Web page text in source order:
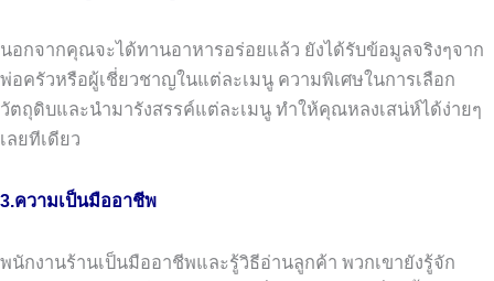
นอกจากคุณจะได้ทานอาหารอร่อยแล้ว ยังได้รับข้อมูลจริงๆจาก
พ่อครัวหรือผู้เชี่ยวชาญในแต่ละเมนู ความพิเศษในการเลือก
วัตถุดิบและนำมารังสรรค์แต่ละเมนู ทำให้คุณหลงเสน่ห์ได้ง่ายๆ
เลยทีเดียว
3.ความเป็นมืออาชีพ
พนักงานร้านเป็นมืออาชีพและรู้วิธีอ่านลูกค้า พวกเขายังรู้จัก